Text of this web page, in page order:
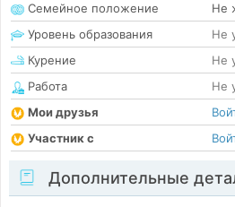
Семейное положение
Не
Уровень образования
Не
Курение
Не
Работа
Не
Мои друзья
Участник с
Дополнительные